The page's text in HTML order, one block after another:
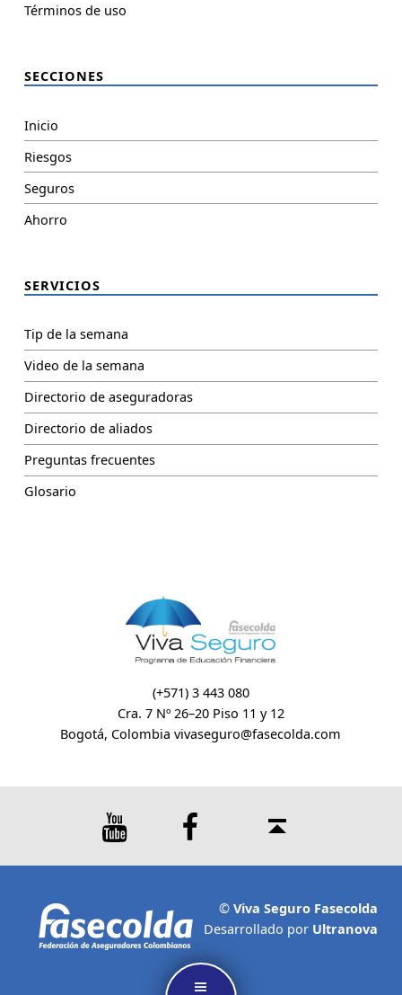
Términos de uso
SECCIONES
Inicio
Riesgos
Seguros
Ahorro
SERVICIOS
Tip de la semana
Video de la semana
Directorio de aseguradoras
Directorio de aliados
Preguntas frecuentes
Glosario
(+571) 3 443 080
Cra. 7 Nº 26–20 Piso 11 y 12
Bogotá, Colombiavivaseguro@fasecolda.com
YoutubeFacebookBack to top ↑
©Viva Seguro Fasecolda
Desarrollado por Ultranova